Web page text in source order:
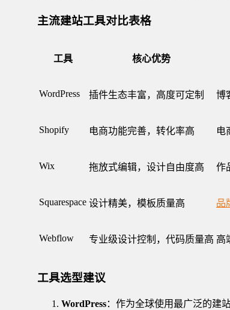
主流建站工具对比表格
工具 核心优势
WordPress 插件生态丰富，高度可定制 博
Shopify 电商功能完善，转化率高 电
Wix 拖放式编辑，设计自由度高 作
Squarespace 设计精美，模板质量高 品
Webflow 专业级设计控制，代码质量高 高
工具选型建议
WordPress：作为全球使用最广泛的建